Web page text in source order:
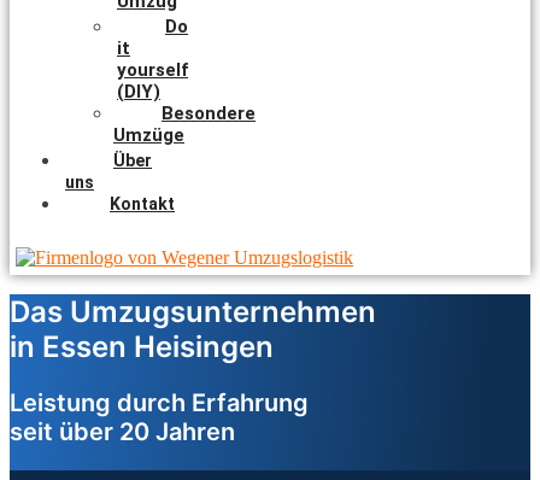
Do
it
yourself
(DIY)
Besondere
Umzüge
Über
uns
Kontakt
Das Umzugsunternehmen
in Essen Heisingen
Leistung durch Erfahrung
seit über 20 Jahren